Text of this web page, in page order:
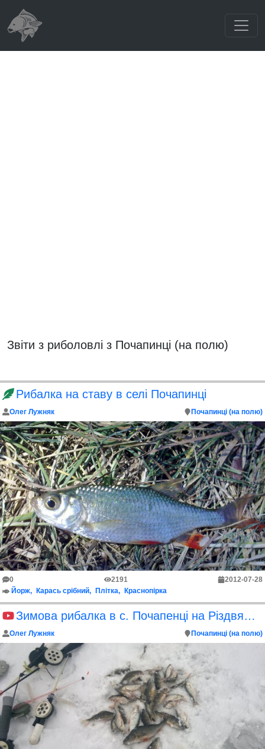
Звіти з риболовлі з Почапинці (на полю)
Рибалка на ставу в селі Почапинці
Олег Лужняк Почапинці (на полю)
0 2191
2012-07-28
Йорж
Карась срібний Плітка Краснопірка
Зимова рибалка в с. Почапенці на Різдвяні свята 2016
Олег Лужняк Почапинці (на полю)